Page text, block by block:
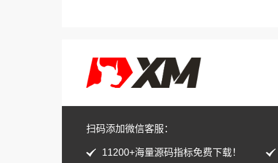
扫码添加微信客服：
11200+海量源码指标免费下载！